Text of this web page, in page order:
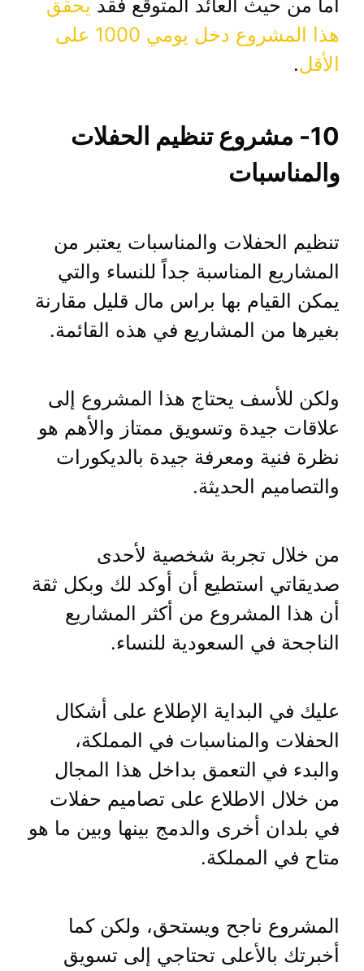
أما من حيث العائد المتوقع فقد يحقق
هذا المشروع دخل يومي 1000 على
الأقل.
10- مشروع تنظيم الحفلات
والمناسبات
تنظيم الحفلات والمناسبات يعتبر من
المشاريع المناسبة جداً للنساء والتي
يمكن القيام بها براس مال قليل مقارنة
بغيرها من المشاريع في هذه القائمة.
ولكن للأسف يحتاج هذا المشروع إلى
علاقات جيدة وتسويق ممتاز والأهم هو
نظرة فنية ومعرفة جيدة بالديكورات
والتصاميم الحديثة.
من خلال تجربة شخصية لأحدى
صديقاتي استطيع أن أوكد لك وبكل ثقة
أن هذا المشروع من أكثر المشاريع
الناجحة في السعودية للنساء.
عليك في البداية الإطلاع على أشكال
الحفلات والمناسبات في المملكة،
والبدء في التعمق بداخل هذا المجال
من خلال الاطلاع على تصاميم حفلات
في بلدان أخرى والدمج بينها وبين ما هو
متاح في المملكة.
المشروع ناجح ويستحق، ولكن كما
أخبرتك بالأعلى تحتاجي إلى تسويق